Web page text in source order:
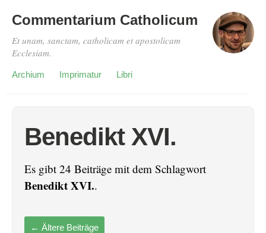
Commentarium Catholicum
Et unam, sanctam, catholicam et apostolicam
Ecclesiam.
Archium Imprimatur Libri
Benedikt XVI.
Es gibt 24 Beiträge mit dem Schlagwort
Benedikt XVI..
← Ältere Beiträge